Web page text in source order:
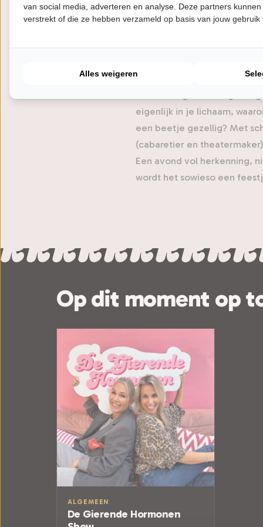
Over De
Na het succes van hun
binnenstormde – trekken
voorstelling. In deze
eigenlijk in je lichaam,
een beetje gezellig? Met
(cabaretier en
Een avond vol herkenning,
wordt het sowieso een
Op dit moment op
ALGEMEEN
De Gierende Hormonen
van social media, adverteren en analyse. Deze partners
verstrekt of die ze hebben verzameld op basis van jouw gebruik
Alles weigeren